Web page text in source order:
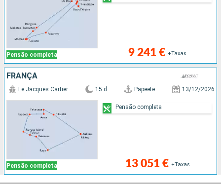
Pensão completa 9 241 € +Taxas
FRANÇA
Pensão completa
Le Jacques Cartier 15 d Papeete 13/12/2026
13 051 € +Taxas
Pensão completa